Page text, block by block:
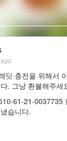
딧 충전을 위해서
. 그냥 환불해주세
61-21-0037735
습니다.